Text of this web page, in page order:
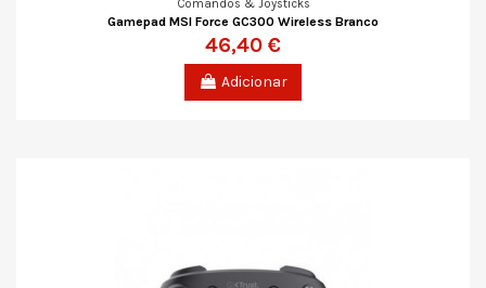
Comandos & Joysticks
Gamepad MSI Force GC300 Wireless Branco
46,40 €
Adicionar